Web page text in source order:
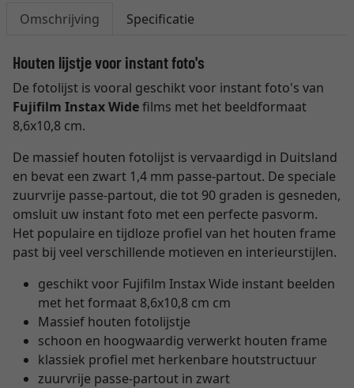
Omschrijving Specificatie
Houten lijstje voor instant foto's
De fotolijst is vooral geschikt voor instant foto's van
Fujifilm Instax Widefilms met het beeldformaat
8,6x10,8 cm.
De massief houten fotolijst is vervaardigd in Duitsland
en bevat een zwart 1,4 mm passe-partout. De speciale
zuurvrije passe-partout, die tot 90 graden is gesneden,
omsluit uw instant foto met een perfecte pasvorm.
Het populaire en tijdloze profiel van het houten frame
past bij veel verschillende motieven en interieurstijlen.
geschikt voor Fujifilm Instax Wide instant beelden
met het formaat 8,6x10,8 cm cm
Massief houten fotolijstje
schoon en hoogwaardig verwerkt houten frame
klassiek profiel met herkenbare houtstructuur
zuurvrije passe-partout in zwart